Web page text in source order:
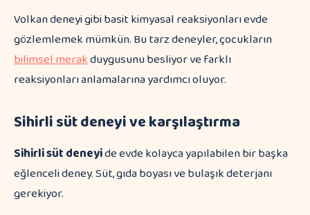
Volkan deneyi gibi basit kimyasal reaksiyonları evde
gözlemlemek mümkün. Bu tarz deneyler, çocukların
bilimsel merakduygusunu besliyor ve farklı
reaksiyonları anlamalarına yardımcı oluyor.
Sihirli süt deneyi ve karşılaştırma
Sihirli süt deneyide evde kolayca yapılabilen bir başka
eğlenceli deney. Süt, gıda boyası ve bulaşık deterjanı
gerekiyor.